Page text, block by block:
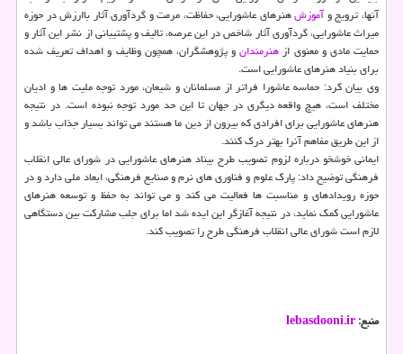
آنها، ترویج وآموزشهنرهای عاشورایی، حفاظت، مرمت و گردآوری آثار باارزش در حوزه
میراث عاشورایی، گردآوری آثار شاخص در این عرصه، تالیف و پشتیبانی از نشر این آثار و
حمایت مادی و معنوی ازهنرمندانو پژوهشگران، همچون وظایف و اهداف تعریف شده
برای بنیاد هنرهای عاشورایی است.
وی بیان کرد: حماسه عاشورا فراتر از مسلمانان و شیعان، مورد توجه ملیت ها و ادیان
مختلف است، هیچ واقعه دیگری در جهان تا این حد مورد توجه نبوده است. در نتیجه
هنرهای عاشورایی برای افرادی که بیرون از دین ما هستند می تواند بسیار جذاب باشد و
از این طریق مفاهم آنرا بهتر درک کنند.
ایمانی خوشخو درباره لزوم تصویب طرح بیناد هنرهای عاشورایی در شورای عالی انقلاب
فرهنگی توضیح داد: پارک علوم و فناوری های نرم و صنایع فرهنگی، ابعاد ملی دارد و در
حوزه رویدادهای و مناسبت ها فعالیت می کند و می تواند به حفظ و توسعه هنرهای
عاشورایی کمک نماید، در نتیجه آغازگر این ایده شد اما برای جلب مشارکت بین دستگاهی
لازم است شورای عالی انقلاب فرهنگی طرح را تصویب کند.
منبع:lebasdooni.ir